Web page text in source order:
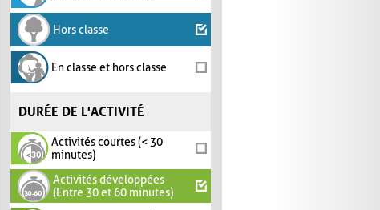
Hors classe
En classe et hors classe
DURÉE DE L'ACTIVITÉ
Activités courtes (< 30
minutes)
Activités développées
(Entre 30 et 60 minutes)